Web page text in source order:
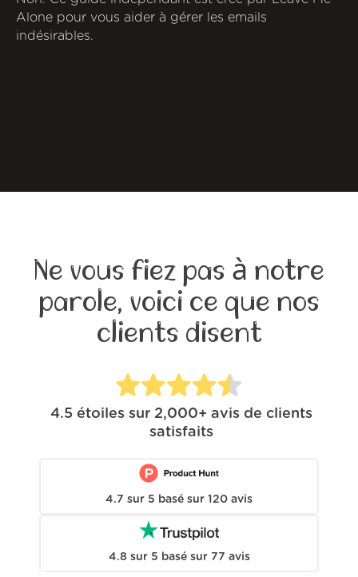
Alone pour vous aider à gérer les emails
indésirables.
Ne vous fiez pas à notre
parole, voici ce que nos
clients disent
4.5 étoiles sur 2,000+ avis de clients
satisfaits
4.7 sur 5 basé sur 120 avis
4.8 sur 5 basé sur 77 avis